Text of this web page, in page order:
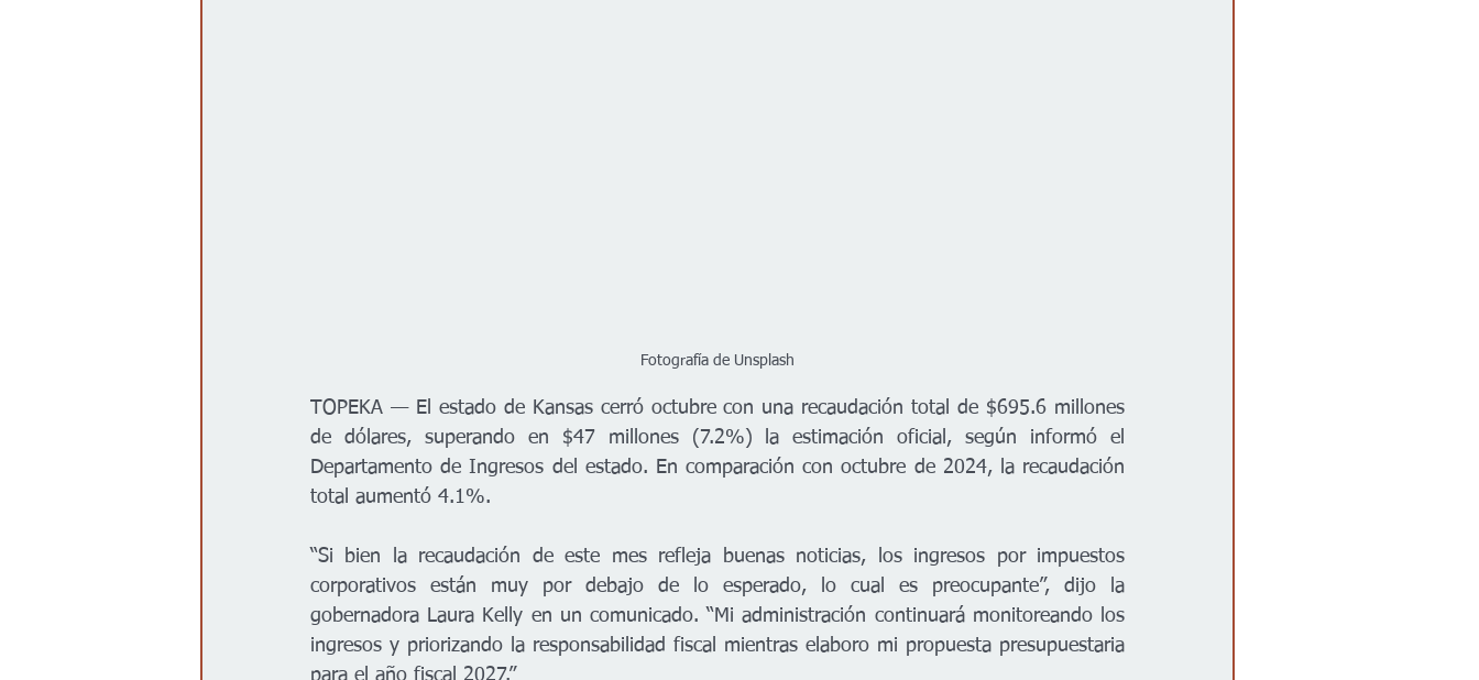
Fotografía de Unsplash
TOPEKA — El estado de Kansas cerró octubre con una recaudación total de $695.6 millones
de dólares, superando en $47 millones (7.2%) la estimación oficial, según informó el
Departamento de Ingresos del estado. En comparación con octubre de 2024, la recaudación
total aumentó 4.1%.
“Si bien la recaudación de este mes refleja buenas noticias, los ingresos por impuestos
corporativos están muy por debajo de lo esperado, lo cual es preocupante”, dijo la
gobernadora Laura Kelly en un comunicado. “Mi administración continuará monitoreando los
ingresos y priorizando la responsabilidad fiscal mientras elaboro mi propuesta presupuestaria
para el año fiscal 2027.”